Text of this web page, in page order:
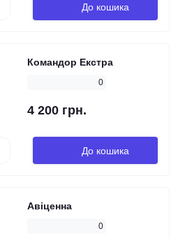
До кошика
Командор Екстра
0
4 200 грн.
До кошика
Авіценна
0